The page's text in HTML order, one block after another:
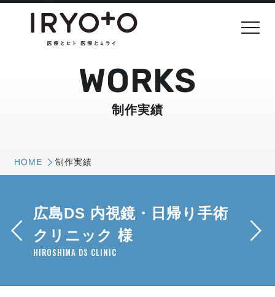
WORKS
制作実績
HOME 制作実績
広島DS 内視鏡・日帰り手術
クリニック 様
HIROSHIMA DS CLINIC